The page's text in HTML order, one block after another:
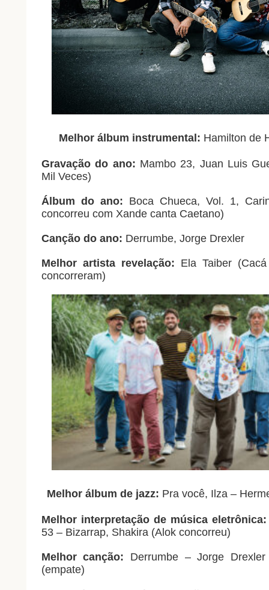
Melhor álbum instrumental: Hamilton de
Gravação do ano: Mambo 23, Juan Luis
Mil Veces)
Álbum do ano: Boca Chueca, Vol. 1,
concorreu com Xande canta Caetano)
Canção do ano: Derrumbe, Jorge Drexler
Melhor artista revelação: Ela Taiber
concorreram)
Melhor álbum de jazz: Pra você, Ilza –
Melhor interpretação de música eletrônica:
53 – Bizarrap, Shakira (Alok concorreu)
Melhor canção: Derrumbe – Jorge
(empate)